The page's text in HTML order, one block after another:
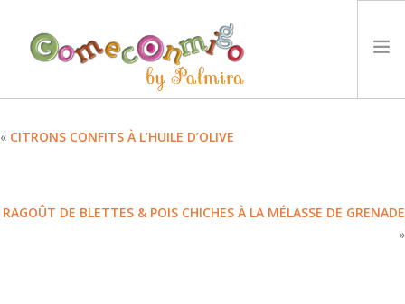
NOTRE PHILOSOPHIE
« CITRONS CONFITS À L’HUILE D’OLIVE
RAGOÛT DE BLETTES & POIS CHICHES À LA MÉLASSE DE GRENADE
»